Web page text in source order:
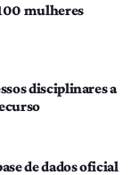
mulheres
disciplinares a
de dados oficial